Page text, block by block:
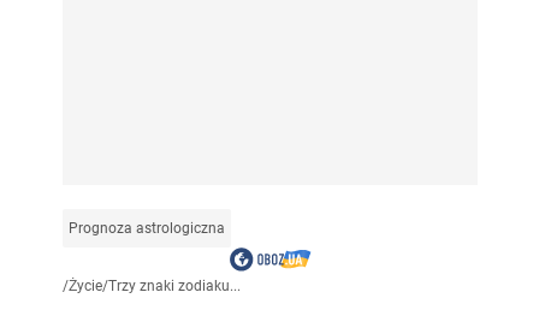
Prognoza astrologiczna
/Życie/Trzy znaki zodiaku...